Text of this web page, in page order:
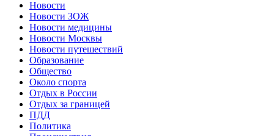
Новости
Новости ЗОЖ
Новости медицины
Новости Москвы
Новости путешествий
Образование
Общество
Около спорта
Отдых в России
Отдых за границей
ПДД
Политика